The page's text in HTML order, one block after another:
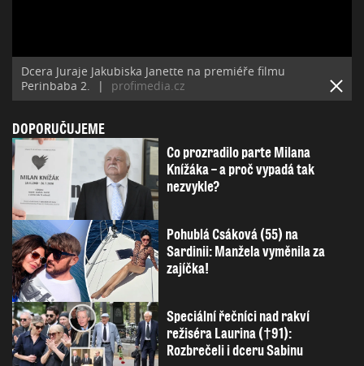
Dcera Juraje Jakubiska Janette na premiéře filmu
Perinbaba 2.
| profimedia.cz
DOPORUČUJEME
Co prozradilo parte Milana
Knížáka – a proč vypadá tak
nezvykle?
Pohublá Csáková (55) na
Sardinii: Manžela vyměnila za
zajíčka!
Speciální řečníci nad rakví
režiséra Laurina (†91):
Rozbrečeli i dceru Sabinu